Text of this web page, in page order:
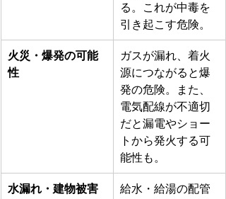
る。これが中毒を
引き起こす危険。
火災・爆発の可能
性
ガスが漏れ、着火
源につながると爆
発の危険。また、
電気配線が不適切
だと漏電やショー
トから発火する可
能性も。
水漏れ・建物被害 給水・給湯の配管